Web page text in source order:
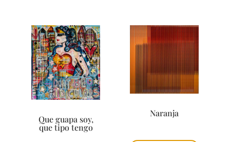
Que guapa soy,
que tipo tengo
Naranja